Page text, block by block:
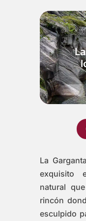
La
exquisito
natural
rincón
esculpido